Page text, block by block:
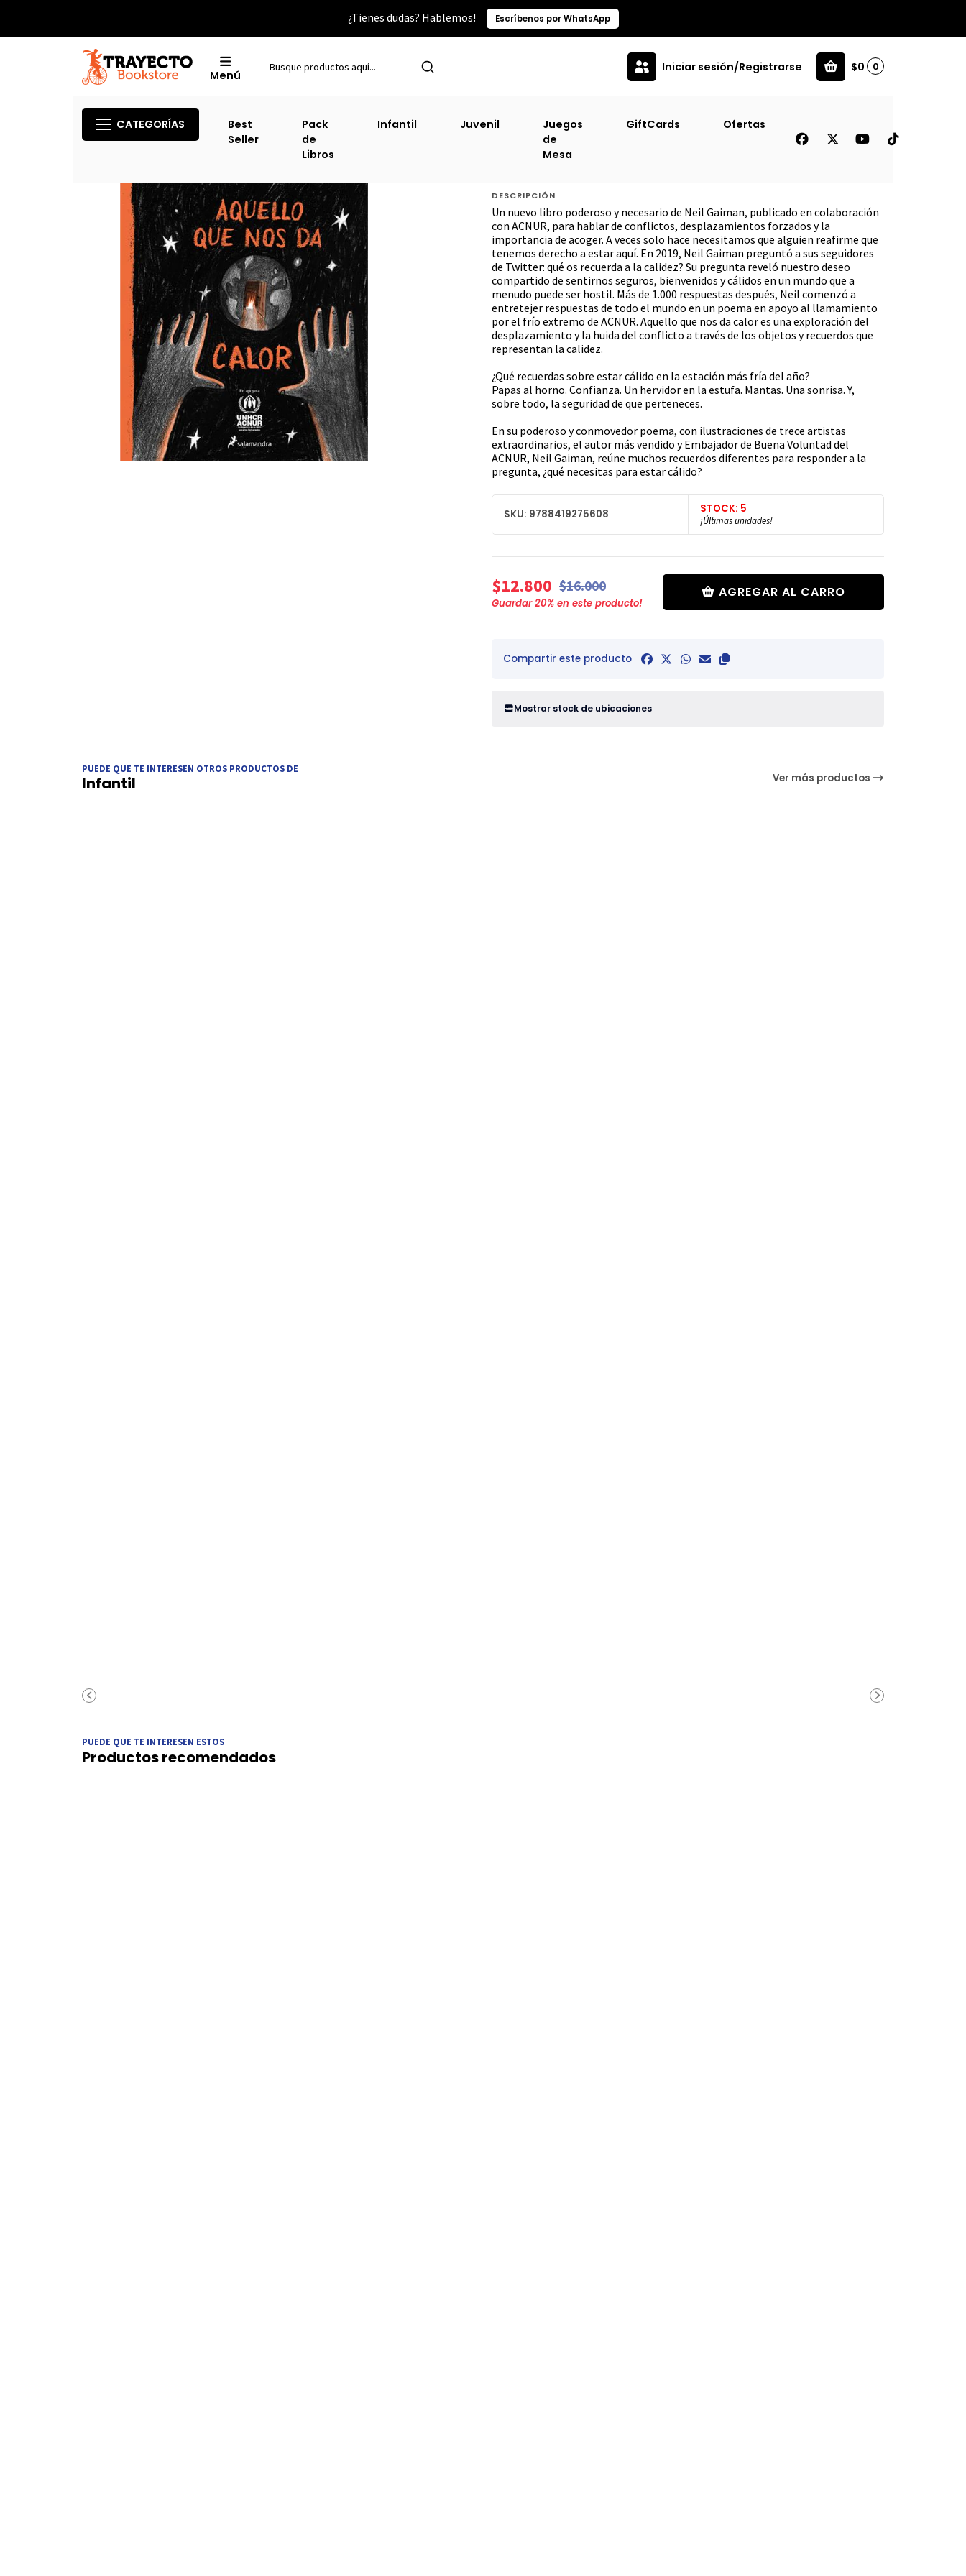
¿Tienes dudas? Hablemos! Escríbenos por WhatsApp
Menú
Iniciar sesión/Registrarse $0 0
CATEGORÍAS
Best
Seller
Pack
de
Libros
Infantil Juvenil
Juegos
de
Mesa
GiftCards Ofertas
Aquello Que Nos Da Calor (Salamandra)
DESCRIPCIÓN
Un nuevo libro poderoso y necesario de Neil Gaiman, publicado en colaboración
con ACNUR, para hablar de conflictos, desplazamientos forzados y la
importancia de acoger. A veces solo hace necesitamos que alguien reafirme que
tenemos derecho a estar aquí. En 2019, Neil Gaiman preguntó a sus seguidores
de Twitter: qué os recuerda a la calidez? Su pregunta reveló nuestro deseo
compartido de sentirnos seguros, bienvenidos y cálidos en un mundo que a
menudo puede ser hostil. Más de 1.000 respuestas después, Neil comenzó a
entretejer respuestas de todo el mundo en un poema en apoyo al llamamiento
por el frío extremo de ACNUR. Aquello que nos da calor es una exploración del
desplazamiento y la huida del conflicto a través de los objetos y recuerdos que
representan la calidez.
¿Qué recuerdas sobre estar cálido en la estación más fría del año?
Papas al horno. Confianza. Un hervidor en la estufa. Mantas. Una sonrisa. Y,
sobre todo, la seguridad de que perteneces.
En su poderoso y conmovedor poema, con ilustraciones de trece artistas
extraordinarios, el autor más vendido y Embajador de Buena Voluntad del
ACNUR, Neil Gaiman, reúne muchos recuerdos diferentes para responder a la
pregunta, ¿qué necesitas para estar cálido?
SKU: 9788419275608 STOCK: 5
¡Últimas unidades!
$12.800 $16.000
Guardar20% en este producto!
AGREGAR AL CARRO
Compartir este producto
Mostrar stock de ubicaciones
PUEDE QUE TE INTERESEN OTROS PRODUCTOS DE
Infantil Ver más productos
PUEDE QUE TE INTERESEN ESTOS
Productos recomendados